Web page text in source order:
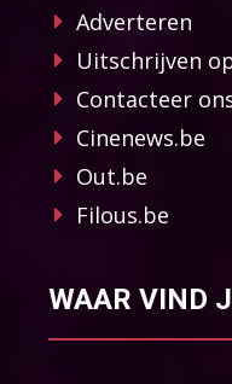
Adverteren
Uitschrijven
Contacteer
Cinenews.be
Out.be
Filous.be
WAAR VIND